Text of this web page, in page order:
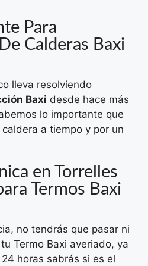
Para
Calderas Baxi
lleva resolviendo
Baxi desde hace más
lo importante que
a tiempo y por un
en Torrelles
Termos Baxi
no tendrás que pasar ni
Termo Baxi averiado, ya
horas sabrás si es el